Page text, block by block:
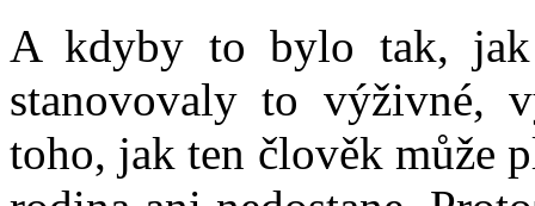
A kdyby to bylo tak,
stanovovaly to výživné,
toho, jak ten člověk může